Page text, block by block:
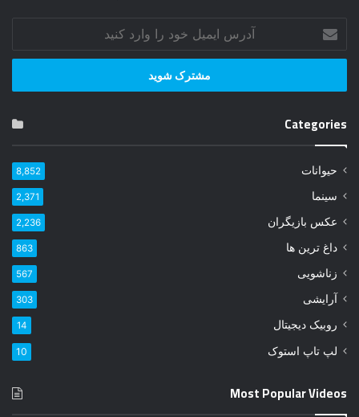
ر
ا
م
ی
خ
و
ر
ا
ا
ر
ک
ن
Categories
حیوانات 8,852
سینما 2,371
عکس بازیگران 2,236
داغ ترین ها 863
زناشویی 567
آرایشی 303
روبیک دیجیتال 14
لپ تاپ استوک 10
Most Popular Videos